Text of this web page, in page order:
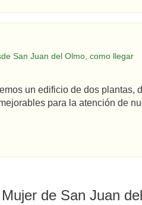
San Juan del Olmo, como llegar
un edificio de dos plantas,
para la atención de
de San Juan